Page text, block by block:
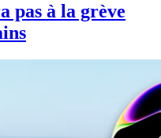
pas à la grève